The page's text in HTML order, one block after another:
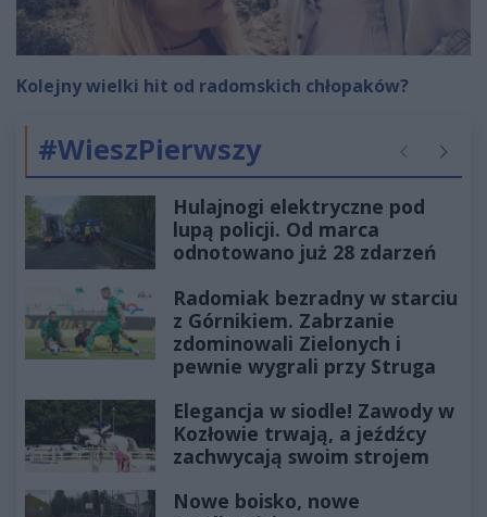
Kolejny wielki hit od radomskich chłopaków?
#WieszPierwszy Poprzednie
Hulajnogi elektryczne pod
lupą policji. Od marca
odnotowano już 28 zdarzeń
Radomiak bezradny w starciu
z Górnikiem. Zabrzanie
zdominowali Zielonych i
pewnie wygrali przy Struga
Elegancja w siodle! Zawody w
Kozłowie trwają, a jeźdźcy
zachwycają swoim strojem
Nowe boisko, nowe